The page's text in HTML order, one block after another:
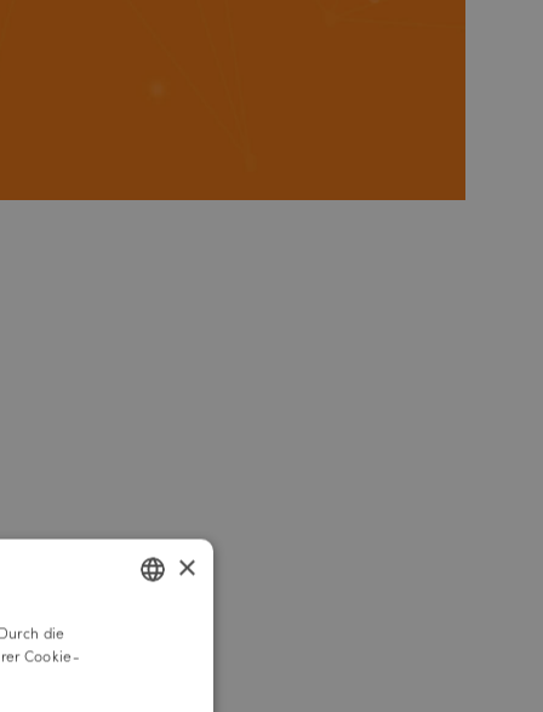
×
die
Cookie-